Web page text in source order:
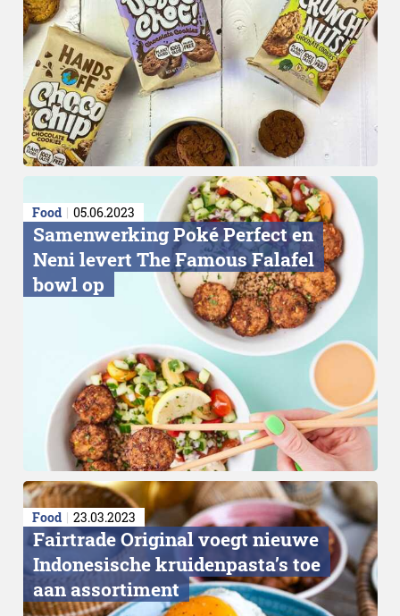
Food 05.06.2023
Samenwerking Poké Perfect en
Neni levert The Famous Falafel
bowl op
Food 23.03.2023
Fairtrade Original voegt nieuwe
Indonesische kruidenpasta’s toe
aan assortiment